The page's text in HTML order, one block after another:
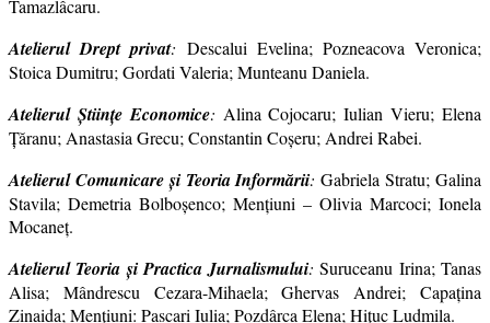
Tamazlâcaru.
Atelierul Drept privat: Descalui Evelina; Pozneacova Veronica;
Stoica Dumitru; Gordati Valeria; Munteanu Daniela.
Atelierul Ştiinţe Economice: Alina Cojocaru; Iulian Vieru; Elena
Țăranu; Anastasia Grecu; Constantin Coșeru; Andrei Rabei.
AtelierulComunicare și Teoria Informării: Gabriela Stratu; Galina
Stavila; Demetria Bolboșenco; Mențiuni – Olivia Marcoci; Ionela
Mocaneț.
Atelierul Teoria şi Practica Jurnalismului: Suruceanu Irina; Tanas
Alisa; Mândrescu Cezara-Mihaela; Ghervas Andrei; Capațina
Zinaida; Menţiuni: Pascari Iulia; Pozdârca Elena; Hițuc Ludmila.